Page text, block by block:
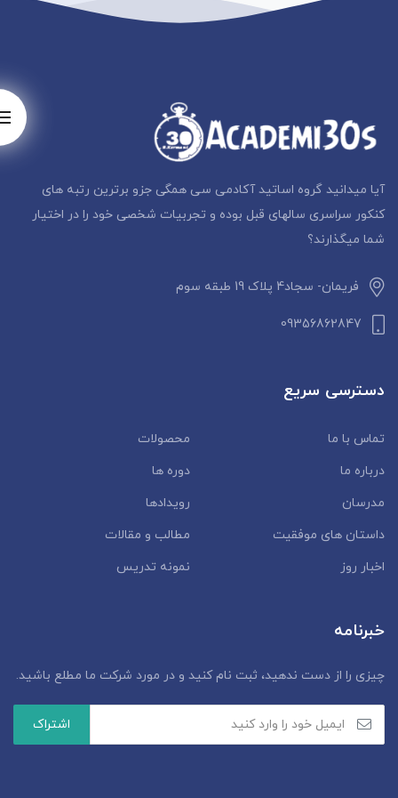
آیا میدانید گروه اساتید آکادمی سی همگی جزو برترین رتبه های
کنکور سراسری سالهای قبل بوده و تجربیات شخصی خود را در اختیار
شما میگذارند؟
فریمان- سجاد4 پلاک 19 طبقه سوم
09356862847
دسترسی سریع
تماس با ما
محصولات
درباره ما
دوره ها
مدرسان
رویدادها
داستان‌ های موفقیت
مطالب و مقالات
اخبار روز
نمونه تدریس
خبرنامه
چیزی را از دست ندهید، ثبت نام کنید و در مورد شرکت ما مطلع باشید.